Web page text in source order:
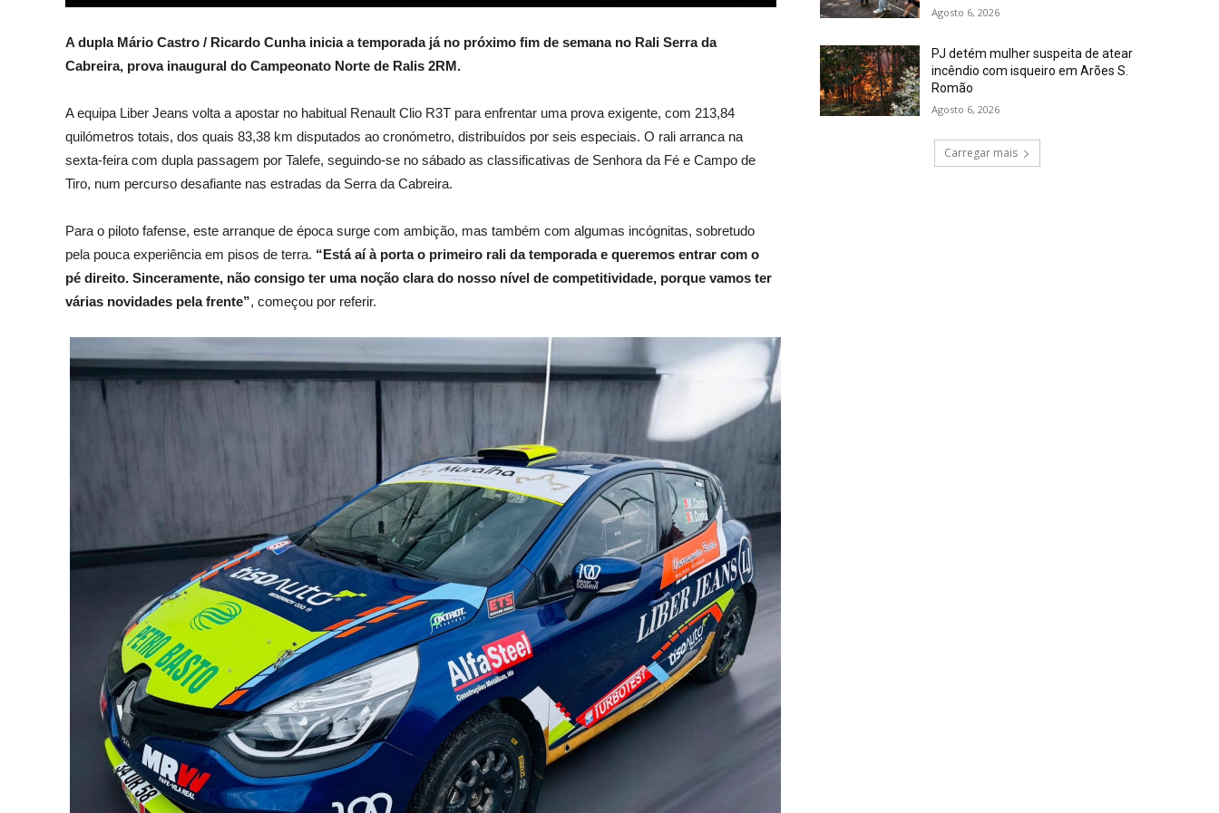
A dupla Mário Castro / Ricardo Cunha inicia a temporada já no próximo fim de semana no Rali Serra da
Cabreira, prova inaugural do Campeonato Norte de Ralis 2RM.
A equipa Liber Jeans volta a apostar no habitual Renault Clio R3T para enfrentar uma prova exigente, com 213,84
quilómetros totais, dos quais 83,38 km disputados ao cronómetro, distribuídos por seis especiais. O rali arranca na
sexta-feira com dupla passagem por Talefe, seguindo-se no sábado as classificativas de Senhora da Fé e Campo de
Tiro, num percurso desafiante nas estradas da Serra da Cabreira.
Para o piloto fafense, este arranque de época surge com ambição, mas também com algumas incógnitas, sobretudo
pela pouca experiência em pisos de terra. “Está aí à porta o primeiro rali da temporada e queremos entrar com o
pé direito. Sinceramente, não consigo ter uma noção clara do nosso nível de competitividade, porque vamos ter
várias novidades pela frente”, começou por referir.
Agosto 6, 2026
PJ detém mulher suspeita de atear
incêndio com isqueiro em Arões S.
Romão
Agosto 6, 2026
Carregar mais